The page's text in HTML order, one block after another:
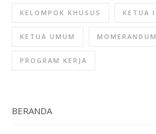
KELOMPOK KHUSUS KETUA I
KETUA UMUM MOMERANDUM
PROGRAM KERJA
BERANDA